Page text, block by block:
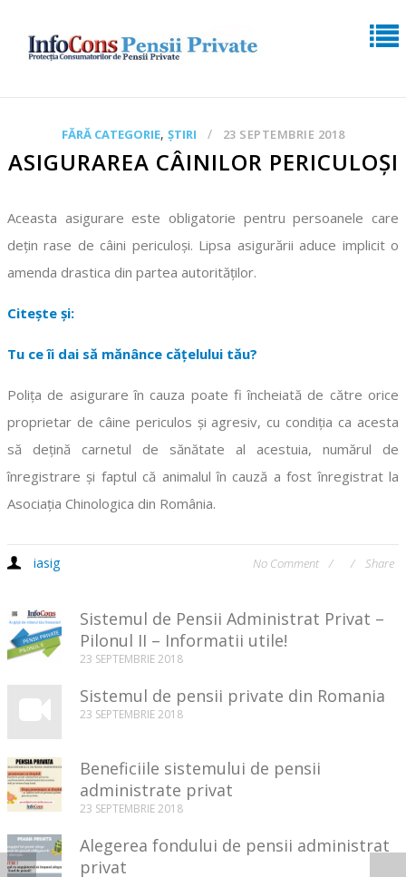
FĂRĂ CATEGORIE, ȘTIRI 23 SEPTEMBRIE 2018
ASIGURAREA CÂINILOR PERICULOŞI
Aceasta asigurare este obligatorie pentru persoanele care
deţin rase de câini periculoşi. Lipsa asigurării aduce implicit o
amenda drastica din partea autorităţilor.
Citește și:
Tu ce îi dai să mănânce cățelului tău?
Poliţa de asigurare în cauza poate fi încheiată de către orice
proprietar de câine periculos şi agresiv, cu condiţia ca acesta
să deţină carnetul de sănătate al acestuia, numărul de
înregistrare şi faptul că animalul în cauză a fost înregistrat la
Asociaţia Chinologica din România.
iasig No Comment Share
Sistemul de Pensii Administrat Privat –
Pilonul II – Informatii utile!
23 SEPTEMBRIE 2018
Sistemul de pensii private din Romania
23 SEPTEMBRIE 2018
Beneficiile sistemului de pensii
administrate privat
23 SEPTEMBRIE 2018
Alegerea fondului de pensii administrat
privat